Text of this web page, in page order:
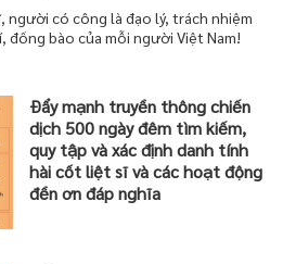
có công là đạo lý, trách nhiệm
bào của mỗi người Việt Nam!
Đẩy mạnh truyền thông chiến
dịch 500 ngày đêm tìm kiếm,
quy tập và xác định danh tính
hài cốt liệt sĩ và các hoạt động
đền ơn đáp nghĩa